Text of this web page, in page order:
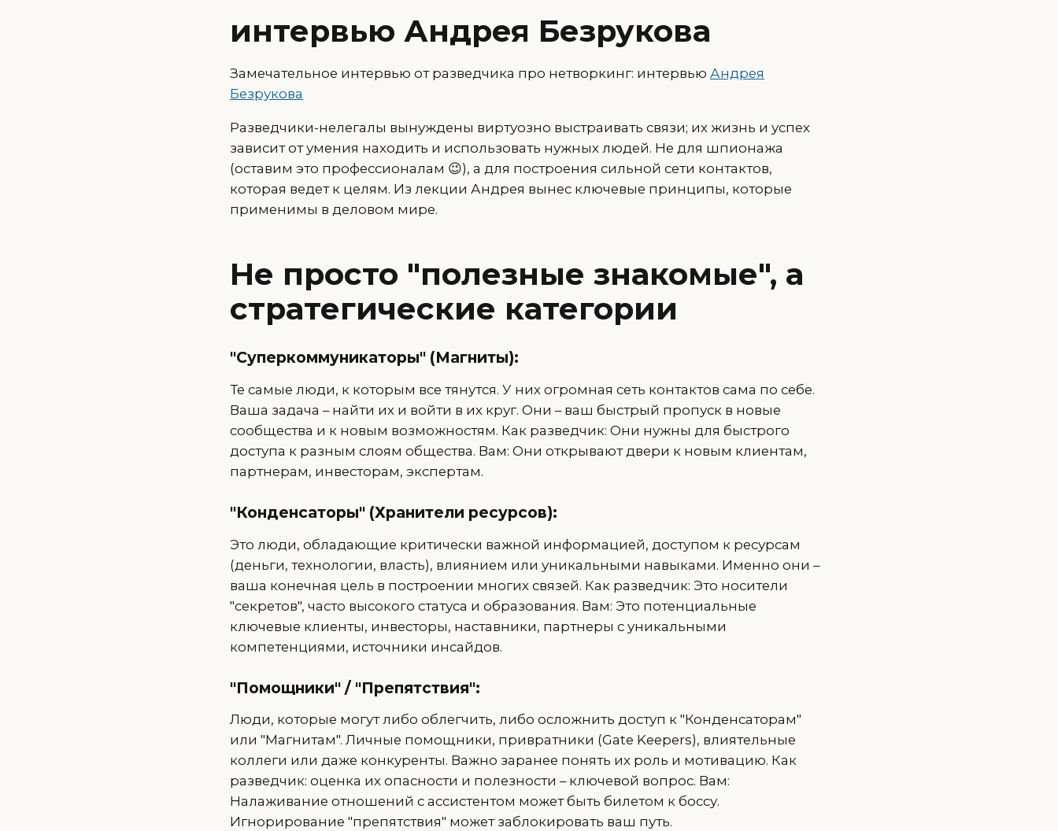
интервью Андрея Безрукова
Замечательное интервью от разведчика про нетворкинг: интервью Андрея
Безрукова
Разведчики-нелегалы вынуждены виртуозно выстраивать связи; их жизнь и успех
зависит от умения находить и использовать нужных людей. Не для шпионажа
(оставим это профессионалам 😉), а для построения сильной сети контактов,
которая ведет к целям. Из лекции Андрея вынес ключевые принципы, которые
применимы в деловом мире.
Не просто "полезные знакомые", а
стратегические категории
"Суперкоммуникаторы" (Магниты):
Те самые люди, к которым все тянутся. У них огромная сеть контактов сама по себе.
Ваша задача – найти их и войти в их круг. Они – ваш быстрый пропуск в новые
сообщества и к новым возможностям. Как разведчик: Они нужны для быстрого
доступа к разным слоям общества. Вам: Они открывают двери к новым клиентам,
партнерам, инвесторам, экспертам.
"Конденсаторы" (Хранители ресурсов):
Это люди, обладающие критически важной информацией, доступом к ресурсам
(деньги, технологии, власть), влиянием или уникальными навыками. Именно они –
ваша конечная цель в построении многих связей. Как разведчик: Это носители
"секретов", часто высокого статуса и образования. Вам: Это потенциальные
ключевые клиенты, инвесторы, наставники, партнеры с уникальными
компетенциями, источники инсайдов.
"Помощники" / "Препятствия":
Люди, которые могут либо облегчить, либо осложнить доступ к "Конденсаторам"
или "Магнитам". Личные помощники, привратники (Gate Keepers), влиятельные
коллеги или даже конкуренты. Важно заранее понять их роль и мотивацию. Как
разведчик: оценка их опасности и полезности – ключевой вопрос. Вам:
Налаживание отношений с ассистентом может быть билетом к боссу.
Игнорирование "препятствия" может заблокировать ваш путь.